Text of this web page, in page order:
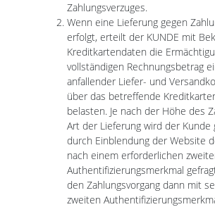
Zahlungsverzuges.
Wenn eine Lieferung gegen
erfolgt, erteilt der KUNDE mit
Kreditkartendaten die
vollständigen Rechnungsbetrag
anfallender Liefer- und
über das betreffende
belasten. Je nach der Höhe des
Art der Lieferung wird der Kunde
durch Einblendung der Website
nach einem erforderlichen
Authentifizierungsmerkmal
den Zahlungsvorgang dann mit
zweiten